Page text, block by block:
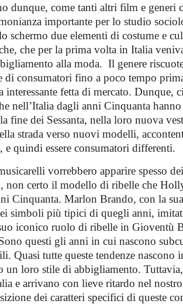
dunque, come tanti altri film e generi
importante per lo studio
schermo due elementi di costume e
che per la prima volta in Italia
alla moda. Il genere
di consumatori fino a poco tempo
fetta di mercato. Dunque,
nell’Italia dagli anni Cinquanta
fine dei Sessanta, nella loro nuova
strada verso nuovi modelli,
e quindi essere consumatori differenti.
vorrebbero apparire spesso
non certo il modello di ribelle che
Cinquanta. Marlon Brando, con la
simboli più tipici di quegli anni,
iconico ruolo di ribelle in Gioventù
questi gli anni in cui nascono
Quasi tutte queste tendenze nascono
un loro stile di abbigliamento.
e arrivano con lieve ritardo nel
dei caratteri specifici di queste